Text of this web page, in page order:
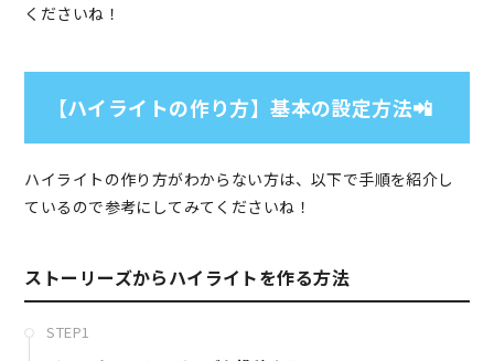
くださいね！
【ハイライトの作り方】基本の設定方法📲
ハイライトの作り方がわからない方は、以下で手順を紹介し
ているので参考にしてみてくださいね！
ストーリーズからハイライトを作る方法
STEP1